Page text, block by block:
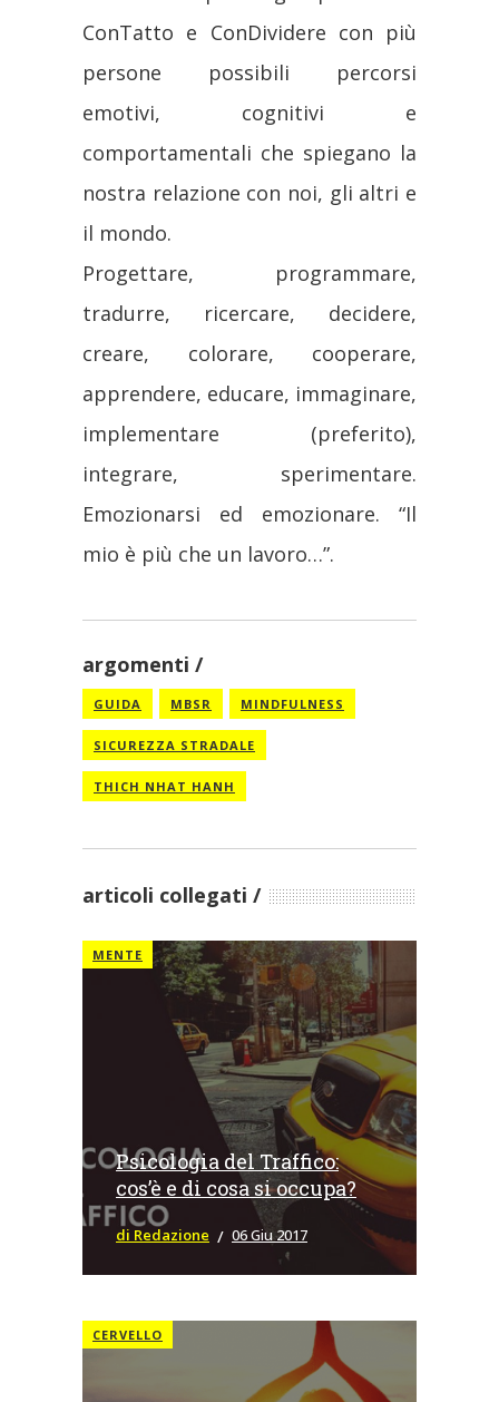
ConTatto e ConDividere con più
persone possibili percorsi
emotivi, cognitivi e
comportamentali che spiegano la
nostra relazione con noi, gli altri e
il mondo.
Progettare, programmare,
tradurre, ricercare, decidere,
creare, colorare, cooperare,
apprendere, educare, immaginare,
implementare (preferito),
integrare, sperimentare.
Emozionarsi ed emozionare. “Il
mio è più che un lavoro…”.
argomenti
GUIDA MBSR MINDFULNESS
SICUREZZA STRADALE
THICH NHAT HANH
articoli collegati
MENTE
Psicologia del Traffico:
cos’è e di cosa si occupa?
di Redazione 06 Giu 2017
CERVELLO